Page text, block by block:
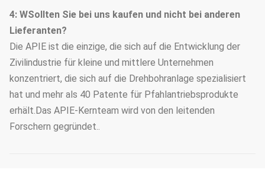
4: WSollten Sie bei uns kaufen und nicht bei anderen
Lieferanten?
Die APIE ist die einzige, die sich auf die Entwicklung der
Zivilindustrie für kleine und mittlere Unternehmen
konzentriert, die sich auf die Drehbohranlage spezialisiert
hat und mehr als 40 Patente für Pfahlantriebsprodukte
erhält.Das APIE-Kernteam wird von den leitenden
Forschern gegründet..